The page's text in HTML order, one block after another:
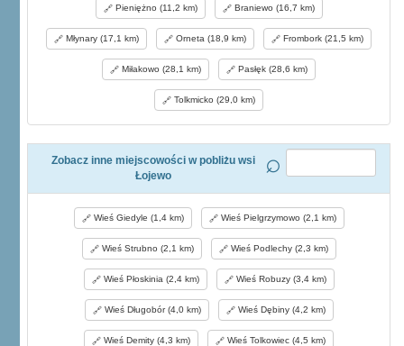
Pieniężno (11,2 km) Braniewo (16,7 km)
Młynary (17,1 km) Orneta (18,9 km) Frombork (21,5 km)
Miłakowo (28,1 km) Pasłęk (28,6 km)
Tolkmicko (29,0 km)
Zobacz inne miejscowości w pobliżu wsi
Łojewo
Wieś Giedyle (1,4 km) Wieś Pielgrzymowo (2,1 km)
Wieś Strubno (2,1 km) Wieś Podlechy (2,3 km)
Wieś Płoskinia (2,4 km) Wieś Robuzy (3,4 km)
Wieś Długobór (4,0 km) Wieś Dębiny (4,2 km)
Wieś Demity (4,3 km) Wieś Tolkowiec (4,5 km)